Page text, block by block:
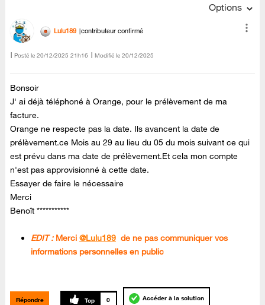
Options
Lulu189 contributeur confirmé
Posté le ‎20/12/2025 21h16 Modifié le 20/12/2025
Bonsoir
J' ai déjà téléphoné à Orange, pour le prélèvement de ma
facture.
Orange ne respecte pas la date. Ils avancent la date de
prélèvement.ce Mois au 29 au lieu du 05 du mois suivant ce qui
est prévu dans ma date de prélèvement.Et cela mon compte
n'est pas approvisionné à cette date.
Essayer de faire le nécessaire
Merci
Benoît ***********
EDIT : Merci@Lulu189 de ne pas communiquer vos
informations personnelles en public
Répondre 0 Accéder à la solution